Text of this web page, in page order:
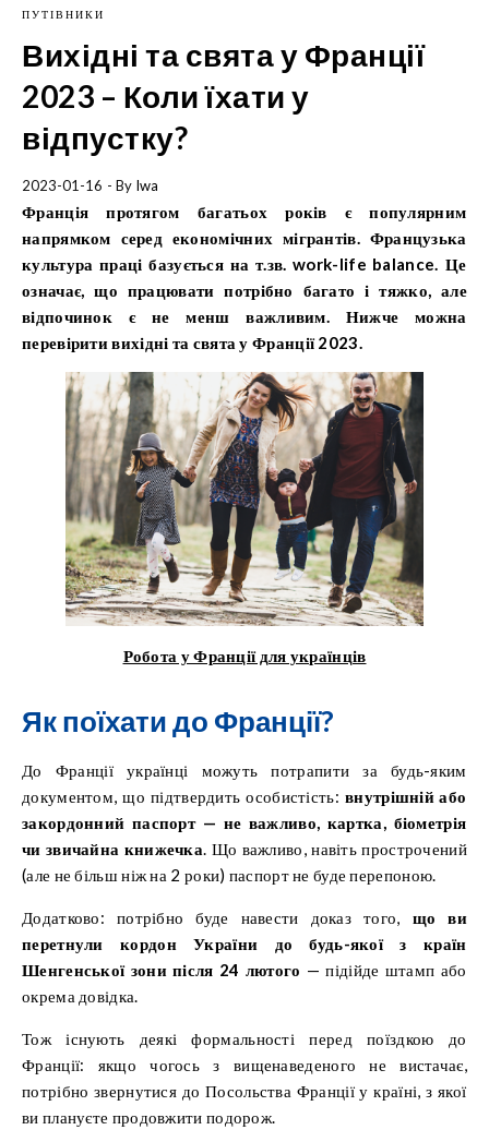
ПУТІВНИКИ
Вихідні та свята у Франції
2023 – Коли їхати у
відпустку?
2023-01-16 - By Iwa
Франція протягом багатьох років є популярним
напрямком серед економічних мігрантів. Французька
культура праці базується на т.зв.work-life balance. Це
означає, що працювати потрібно багато і тяжко, але
відпочинок є не менш важливим. Нижче можна
перевірити вихідні та свята у Франції 2023.
Робота у Франції для українців
Як поїхати до Франції?
До Франції українці можуть потрапити за будь-яким
документом, що підтвердить особистість: внутрішній або
закордонний паспорт — не важливо, картка, біометрія
чи звичайна книжечка. Що важливо, навіть прострочений
(але не більш ніж на 2 роки) паспорт не буде перепоною.
Додатково: потрібно буде навести доказ того, що ви
перетнули кордон України до будь-якої з країн
Шенгенської зони після 24 лютого — підійде штамп або
окрема довідка.
Тож існують деякі формальності перед поїздкою до
Франції: якщо чогось з вищенаведеного не вистачає,
потрібно звернутися до Посольства Франції у країні, з якої
ви плануєте продовжити подорож.